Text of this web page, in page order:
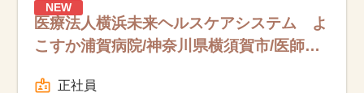
NEW
医療法人横浜未来ヘルスケアシステム よ
こすか浦賀病院/神奈川県横須賀市/医師事
正社員